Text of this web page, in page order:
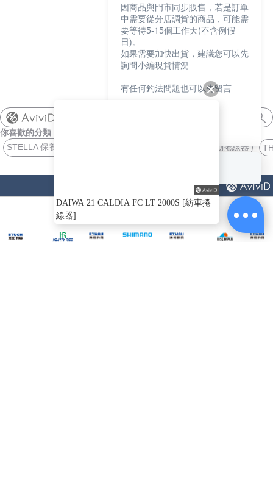
US
你喜歡的分類
STELLA 保養油
馬達 電動捲線器
因商品與門市同步販售，若是訂單
中需要從分店調貨的商品，可能需
要等待5-15個工作天(不含例假
日)。
如果需要加快出貨，建議您可以先
詢問小編現貨情況
有任何釣法問題也可以先留言
DAIWA 21 CALDIA FC LT 2000S [紡車捲
線器]